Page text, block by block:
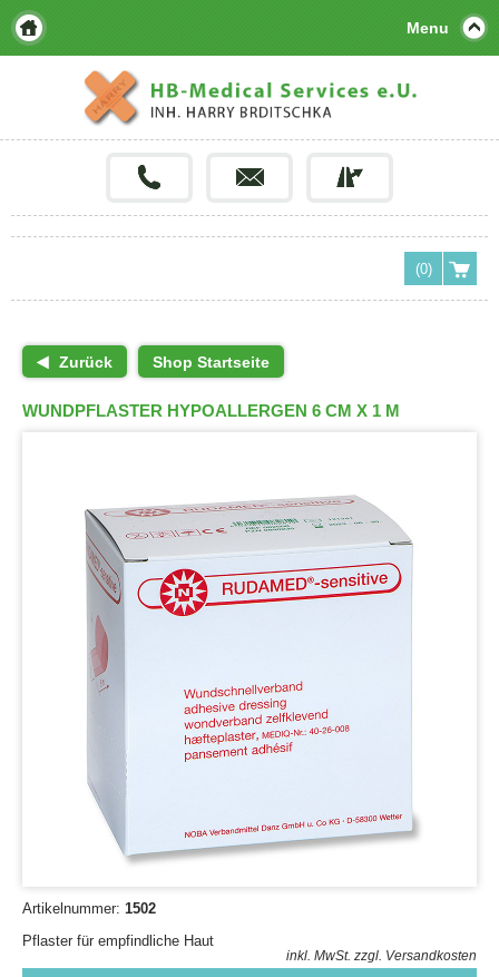
Menu
(0)
Zurück Shop Startseite
WUNDPFLASTER HYPOALLERGEN 6 CM X 1 M
Artikelnummer: 1502
Pflaster für empfindliche Haut
inkl. MwSt. zzgl. Versandkosten